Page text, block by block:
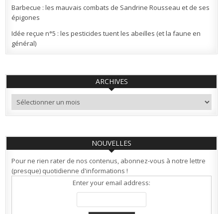
Barbecue : les mauvais combats de Sandrine Rousseau et de ses
épigones
Idée reçue n°5 : les pesticides tuent les abeilles (et la faune en
général)
ARCHIVES
Archives
NOUVELLES
Pour ne rien rater de nos contenus, abonnez-vous à notre lettre
(presque) quotidienne d'informations !
Enter your email address: